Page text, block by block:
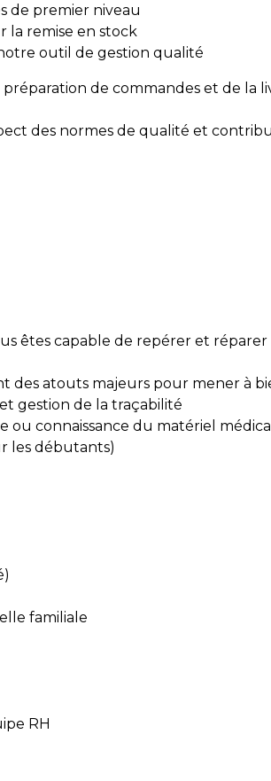
de premier niveau
la remise en stock
outil de gestion qualité
de commandes et de la
des normes de qualité et
êtes capable de repérer et réparer
des atouts majeurs pour mener à
gestion de la traçabilité
connaissance du matériel
les débutants)
familiale
RH